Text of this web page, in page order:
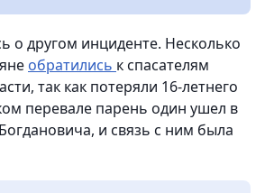
о другом инциденте. Несколько
обратились к спасателям
так как потеряли 16-летнего
перевале парень один ушел в
и связь с ним была